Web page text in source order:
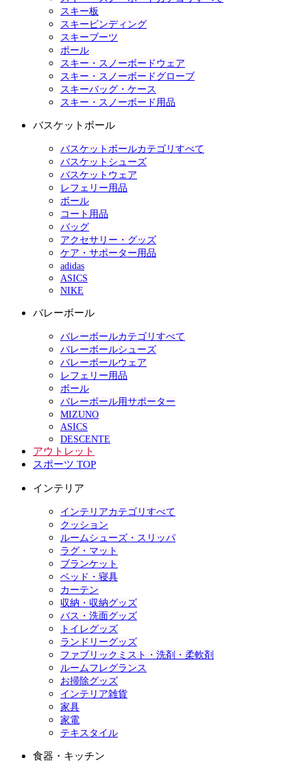
スキー板
スキービンディング
スキーブーツ
ポール
スキー・スノーボードウェア
スキー・スノーボードグローブ
スキーバッグ・ケース
スキー・スノーボード用品
バスケットボール
バスケットボールカテゴリすべて
バスケットシューズ
バスケットウェア
レフェリー用品
ボール
コート用品
バッグ
アクセサリー・グッズ
ケア・サポーター用品
adidas
ASICS
NIKE
バレーボール
バレーボールカテゴリすべて
バレーボールシューズ
バレーボールウェア
レフェリー用品
ボール
バレーボール用サポーター
MIZUNO
ASICS
DESCENTE
アウトレット
スポーツ TOP
インテリア
インテリアカテゴリすべて
クッション
ルームシューズ・スリッパ
ラグ・マット
ブランケット
ベッド・寝具
カーテン
収納・収納グッズ
バス・洗面グッズ
トイレグッズ
ランドリーグッズ
ファブリックミスト・洗剤・柔軟剤
ルームフレグランス
お掃除グッズ
インテリア雑貨
家具
家電
テキスタイル
食器・キッチン